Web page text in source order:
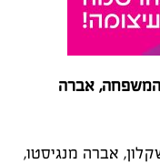
המשפחה, אברה
אברה מנגיסטו,